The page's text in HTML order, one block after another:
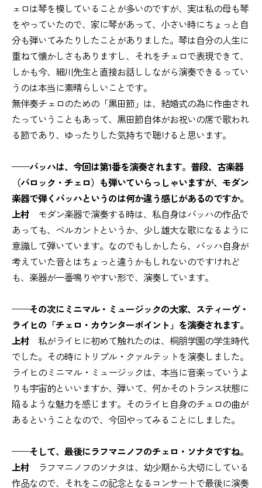
ェロは琴を模していることが多いのですが、実は私の母も琴
をやっていたので、家に琴があって、小さい時にちょっと自
分も弾いてみたりしたことがありました。琴は自分の人生に
重ねて懐かしさもありますし、それをチェロで表現できて、
しかも今、細川先生と直接お話ししながら演奏できるってい
うのは本当に素晴らしいことです。
無伴奏チェロのための「黒田節」は、結婚式の為に作曲され
たっていうこともあって、黒田節自体がお祝いの席で歌われ
る節であり、ゆったりした気持ちで聴けると思います。
——バッハは、今回は第1番を演奏されます。普段、古楽器
（バロック・チェロ）も弾いていらっしゃいますが、モダン
楽器で弾くバッハというのは何か違う感じがあるのですか。
上村 モダン楽器で演奏する時は、私自身はバッハの作品で
あっても、ベルカントというか、少し雄大な歌になるように
意識して弾いています。なのでもしかしたら、バッハ自身が
考えていた音とはちょっと違うかもしれないのですけれど
も、楽器が一番鳴りやすい形で、演奏しています。
——その次にミニマル・ミュージックの大家、スティーヴ・
ライヒの「チェロ・カウンターポイント」を演奏されます。
上村 私がライヒに初めて触れたのは、桐朋学園の学生時代
でした。その時にトリプル・クァルテットを演奏しました。
ライヒのミニマル・ミュージックは、本当に音楽っていうよ
りも宇宙的といいますか、弾いて、何かそのトランス状態に
陥るような魅力を感じます。そのライヒ自身のチェロの曲が
あるということなので、今回やってみることにしました。
——そして、最後にラフマニノフのチェロ・ソナタですね。
上村 ラフマニノフのソナタは、幼少期から大切にしている
作品なので、それをこの記念となるコンサートで最後に演奏